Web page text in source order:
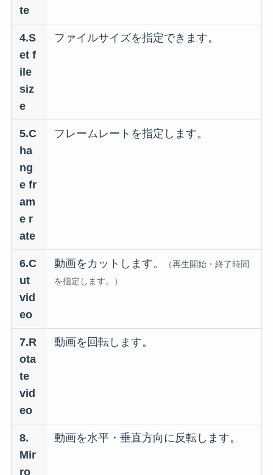
te
4.S
et f
ile
siz
e
ファイルサイズを指定できます。
5.C
ha
ng
e fr
am
e r
ate
フレームレートを指定します。
6.C
ut
vid
eo
動画をカットします。
（再生開始・終了時間
を指定します。）
7.R
ota
te
vid
eo
動画を回転します。
8.
Mir
ro
動画を水平・垂直方向に反転します。